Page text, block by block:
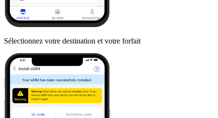
Sélectionnez votre destination et votre forfait